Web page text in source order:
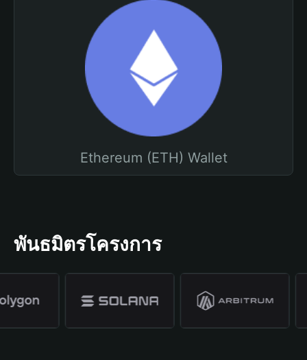
Ethereum (ETH) Wallet
พันธมิตรโครงการ